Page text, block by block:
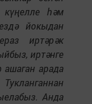
һәм
йокыдан
иртәрәк
иртәнге
ашаган арада
Анда